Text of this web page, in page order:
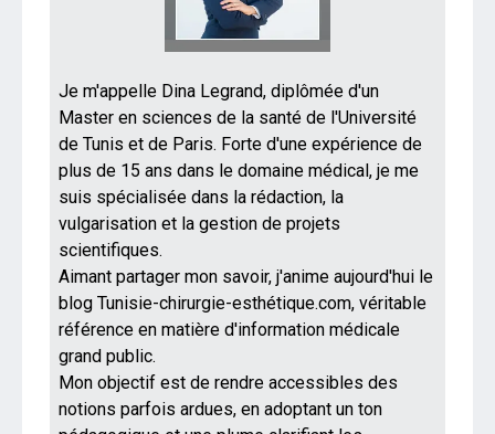
Je m'appelle Dina Legrand, diplômée d'un
Master en sciences de la santé de l'Université
de Tunis et de Paris. Forte d'une expérience de
plus de 15 ans dans le domaine médical, je me
suis spécialisée dans la rédaction, la
vulgarisation et la gestion de projets
scientifiques.
Aimant partager mon savoir, j'anime aujourd'hui le
blog Tunisie-chirurgie-esthétique.com, véritable
référence en matière d'information médicale
grand public.
Mon objectif est de rendre accessibles des
notions parfois ardues, en adoptant un ton